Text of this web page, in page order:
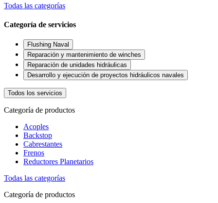
Todas las categorías
Categoría de servicios
Flushing Naval
Reparación y mantenimiento de winches
Reparación de unidades hidráulicas
Desarrollo y ejecución de proyectos hidráulicos navales
Todos los servicios
Categoría de productos
Acoples
Backstop
Cabrestantes
Frenos
Reductores Planetarios
Todas las categorías
Categoría de productos